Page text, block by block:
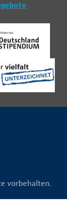
vorbehalten.